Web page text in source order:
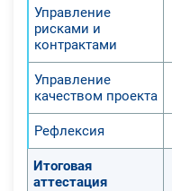
Управление
рисками и
контрактами
Управление
качеством проекта
Рефлексия
Итоговая
аттестация